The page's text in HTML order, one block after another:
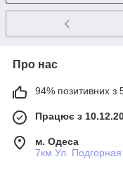
Про нас
94% позитивних з
Працює з
м. Одеса
7км Ул. Подгорная